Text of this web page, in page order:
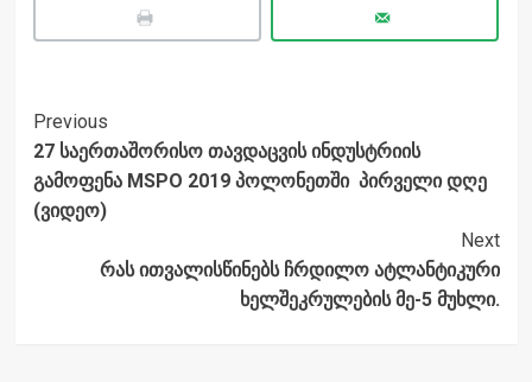
Post
Navigation
Previous
27 საერთაშორისო თავდაცვის ინდუსტრიის
გამოფენა MSPO 2019 პოლონეთში პირველი დღე
(ვიდეო)
Next
რას ითვალისწინებს ჩრდილო ატლანტიკური
ხელშეკრულების მე-5 მუხლი.